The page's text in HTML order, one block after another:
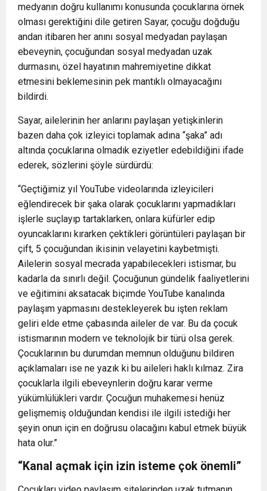
medyanın doğru kullanımı konusunda çocuklarına örnek
olması gerektiğini dile getiren Sayar, çocuğu doğduğu
andan itibaren her anını sosyal medyadan paylaşan
ebeveynin, çocuğundan sosyal medyadan uzak
durmasını, özel hayatının mahremiyetine dikkat
etmesini beklemesinin pek mantıklı olmayacağını
bildirdi.
Sayar, ailelerinin her anlarını paylaşan yetişkinlerin
bazen daha çok izleyici toplamak adına “şaka” adı
altında çocuklarına olmadık eziyetler edebildiğini ifade
ederek, sözlerini şöyle sürdürdü:
“Geçtiğimiz yıl YouTube videolarında izleyicileri
eğlendirecek bir şaka olarak çocuklarını yapmadıkları
işlerle suçlayıp tartaklarken, onlara küfürler edip
oyuncaklarını kırarken çektikleri görüntüleri paylaşan bir
çift, 5 çocuğundan ikisinin velayetini kaybetmişti.
Ailelerin sosyal mecrada yapabilecekleri istismar, bu
kadarla da sınırlı değil. Çocuğunun gündelik faaliyetlerini
ve eğitimini aksatacak biçimde YouTube kanalında
paylaşım yapmasını destekleyerek bu işten reklam
geliri elde etme çabasında aileler de var. Bu da çocuk
istismarının modern ve teknolojik bir türü olsa gerek.
Çocuklarının bu durumdan memnun olduğunu bildiren
açıklamaları ise ne yazık ki bu aileleri haklı kılmaz. Zira
çocuklarla ilgili ebeveynlerin doğru karar verme
yükümlülükleri vardır. Çocuğun muhakemesi henüz
gelişmemiş olduğundan kendisi ile ilgili istediği her
şeyin onun için en doğrusu olacağını kabul etmek büyük
hata olur.”
“Kanal açmak için izin isteme çok önemli”